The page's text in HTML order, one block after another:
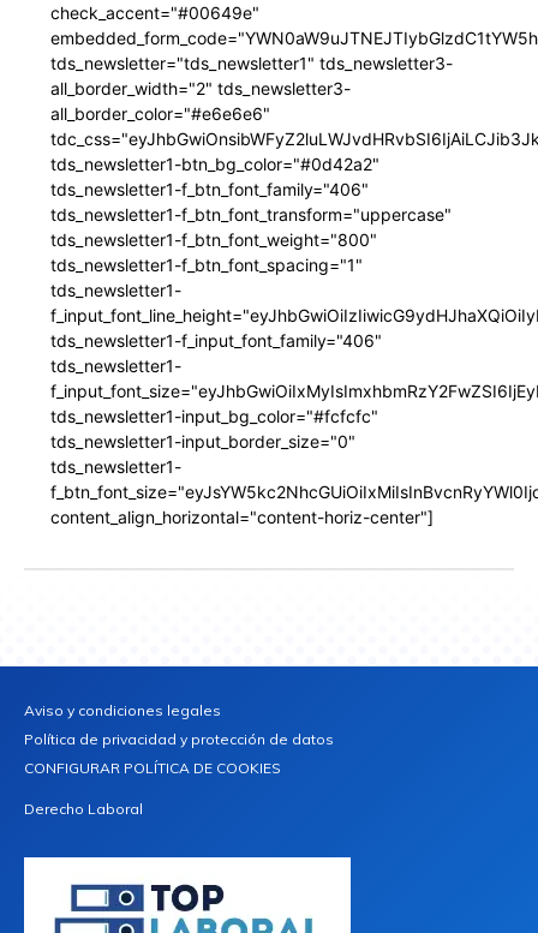
check_accent="#00649e"
tds_newsletter="tds_newsletter1" tds_newsletter3-
all_border_width="2" tds_newsletter3-
all_border_color="#e6e6e6"
tds_newsletter1-btn_bg_color="#0d42a2"
tds_newsletter1-f_btn_font_family="406"
tds_newsletter1-f_btn_font_transform="uppercase"
tds_newsletter1-f_btn_font_weight="800"
tds_newsletter1-f_btn_font_spacing="1"
tds_newsletter1-
tds_newsletter1-f_input_font_family="406"
tds_newsletter1-
tds_newsletter1-input_bg_color="#fcfcfc"
tds_newsletter1-input_border_size="0"
tds_newsletter1-
content_align_horizontal="content-horiz-center"]
Aviso y condiciones legales
Política de privacidad y protección de datos
CONFIGURAR POLÍTICA DE COOKIES
Derecho Laboral